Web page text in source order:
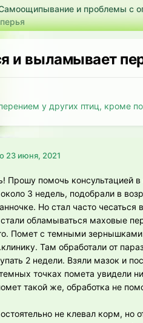
и проблемы с
и выламывает
у других птиц, кроме
23 июня, 2021
Прошу помочь консультацией в
3 недель, подобрали в
Но стал часто
обламываться маховые
Помет с темными
Там обработали от
2 недели. Взяли мазок и
точках помета увидели
такой же, обработка не
не клевал корм, но